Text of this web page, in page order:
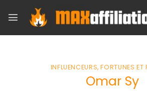
content
INFLUENCEURS, FORTUNES ET
Omar Sy